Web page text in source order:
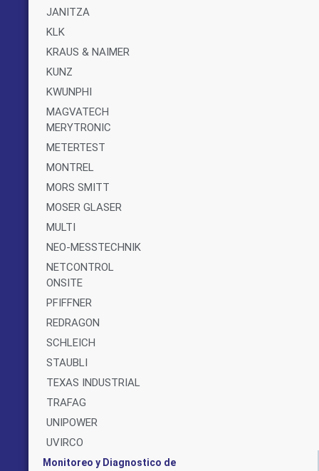
JANITZA
KLK
KRAUS & NAIMER
KUNZ
KWUNPHI
MAGVATECH
MERYTRONIC
METERTEST
MONTREL
MORS SMITT
MOSER GLASER
MULTI
NEO-MESSTECHNIK
NETCONTROL
ONSITE
PFIFFNER
REDRAGON
SCHLEICH
STAUBLI
TEXAS INDUSTRIAL
TRAFAG
UNIPOWER
UVIRCO
Monitoreo y Diagnostico de